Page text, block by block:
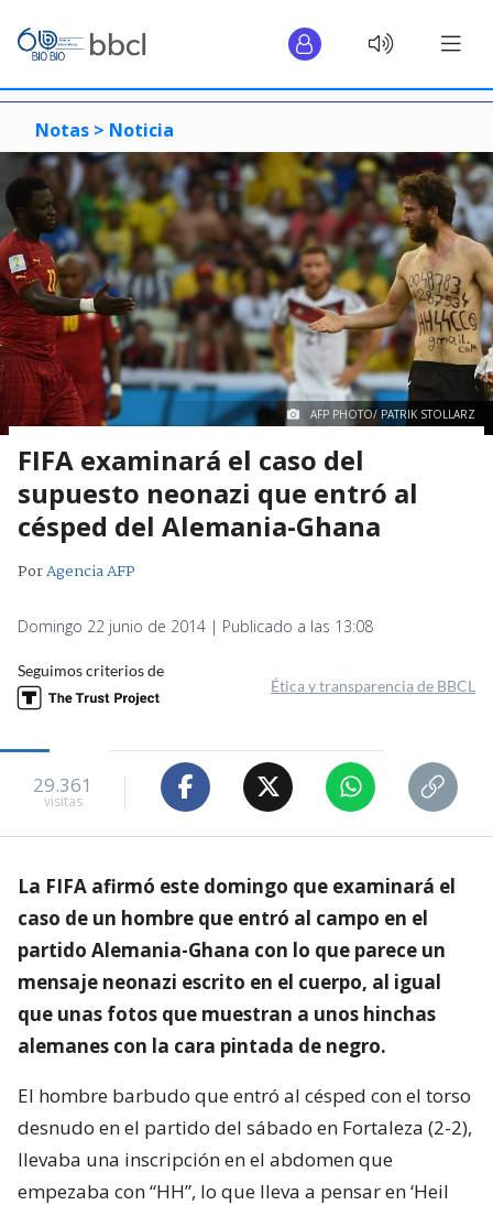
Notas > Noticia
AFP PHOTO/ PATRIK STOLLARZ
FIFA examinará el caso del
supuesto neonazi que entró al
césped del Alemania-Ghana
PorAgencia AFP
Domingo 22 junio de 2014 | Publicado a las 13:08
Seguimos criterios de
Ética y transparencia de BBCL
29.361
visitas
La FIFA afirmó este domingo que examinará el
caso de un hombre que entró al campo en el
partido Alemania-Ghana con lo que parece un
mensaje neonazi escrito en el cuerpo, al igual
que unas fotos que muestran a unos hinchas
alemanes con la cara pintada de negro.
El hombre barbudo que entró al césped con el torso
desnudo en el partido del sábado en Fortaleza (2-2),
llevaba una inscripción en el abdomen que
empezaba con “HH”, lo que lleva a pensar en ‘Heil